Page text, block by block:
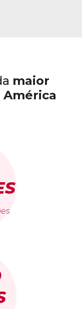
maior